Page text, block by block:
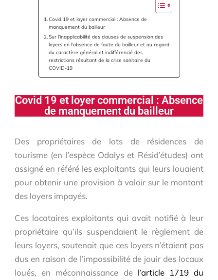
Covid 19 et loyer commercial : Absence de
manquement du bailleur
Sur l’inapplicabilité des clauses de suspension des
loyers en l’absence de faute du bailleur et au regard
du caractère général et indifférencié des
restrictions résultant de la crise sanitaire du
COVID-19
Covid 19 et loyer commercial : Absence
de manquement du bailleur
Des propriétaires de lots de résidences de
tourisme (en l’espèce Odalys et Résid’études) ont
assigné en référé les exploitants qui leurs louaient
pour obtenir une provision à valoir sur le montant
des loyers impayés.
Ces locataires exploitants qui avait notifié à leur
propriétaire qu’ils suspendaient le règlement de
leurs loyers, soutenait que ces loyers n’étaient pas
dus en raison de l’impossibilité de jouir des locaux
loués, en méconnaissance de l’article 1719 du